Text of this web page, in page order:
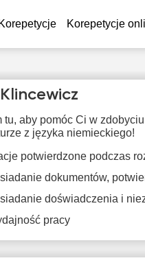
Korepetycje Korepetycje
tu, aby pomóc Ci w
z języka niemieckiego!
potwierdzone podczas
dokumentów,
doświadczenia i
pracy
sob
8
nie
9
Brak